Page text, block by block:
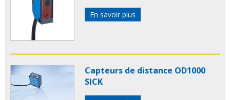
En savoir plus
Capteurs de distance OD1000
SICK